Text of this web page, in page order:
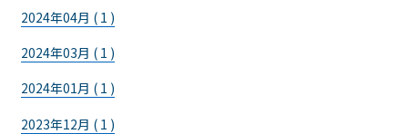
2024年04月 ( 1 )
2024年03月 ( 1 )
2024年01月 ( 1 )
2023年12月 ( 1 )